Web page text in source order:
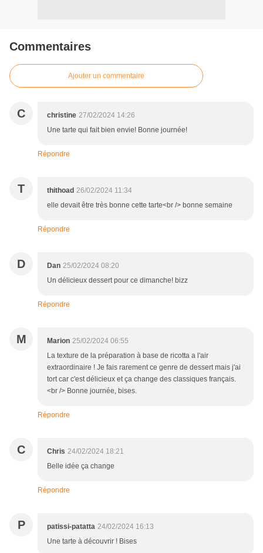
Commentaires
Ajouter un commentaire
C christine 27/02/2024 14:26
Une tarte qui fait bien envie! Bonne journée!
Répondre
T thithoad 26/02/2024 11:34
elle devait être très bonne cette tarte<br /> bonne semaine
Répondre
D Dan 25/02/2024 08:20
Un délicieux dessert pour ce dimanche! bizz
Répondre
M Marion 25/02/2024 06:55
La texture de la préparation à base de ricotta a l'air
extraordinaire ! Je fais rarement ce genre de dessert mais j'ai
tort car c'est délicieux et ça change des classiques français.
<br /> Bonne journée, bises.
Répondre
C Chris 24/02/2024 18:21
Belle idée ça change
Répondre
P patissi-patatta 24/02/2024 16:13
Une tarte à découvrir ! Bises